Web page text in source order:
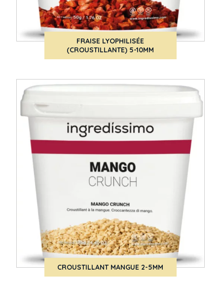
FRAISE LYOPHILISÉE
(CROUSTILLANTE) 5-10MM
CROUSTILLANT MANGUE 2-5MM